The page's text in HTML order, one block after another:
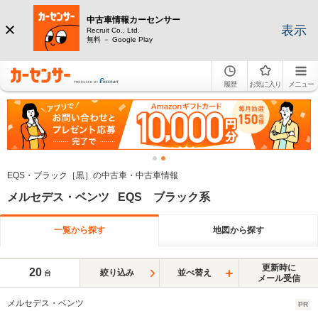
中古車情報カーセンサー
Recruit Co., Ltd.
無料 － Google Play
表示
履歴 お気に入り メニュー
EQS・ブラック［黒］の中古車・中古車情報
メルセデス・ベンツ EQS ブラック系
一覧から探す 地図から探す
20 台 絞り込み 並べ替え
更新時に
メール受信
メルセデス・ベンツ PR